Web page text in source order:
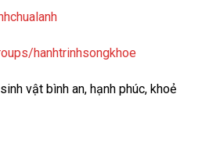
hanhtrinhsongkhoe
vật bình an, hạnh phúc, khoẻ